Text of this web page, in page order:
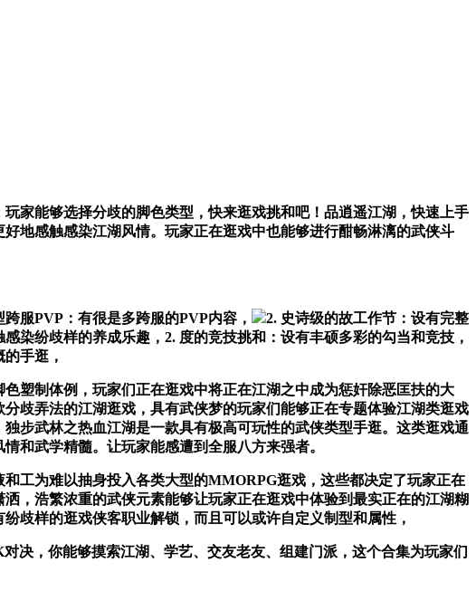
能够选择分歧的脚色类型，快来逛戏挑和吧！品逍遥江湖，快速上手
地感触感染江湖风情。玩家正在逛戏中也能够进行酣畅淋漓的武侠斗
服PVP：有很是多跨服的PVP内容，
2. 史诗级的故工作节：设有完整
染纷歧样的养成乐趣，2. 度的竞技挑和：设有丰硕多彩的勾当和竞技，
手逛，
制体例，玩家们正在逛戏中将正在江湖之中成为惩奸除恶匡扶的大
歧弄法的江湖逛戏，具有武侠梦的玩家们能够正在专题体验江湖类逛戏
步武林之热血江湖是一款具有极高可玩性的武侠类型手逛。这类逛戏通
和武学精髓。让玩家能感遭到全服八方来强者。
为难以抽身投入各类大型的MMORPG逛戏，这些都决定了玩家正在
，浩繁浓重的武侠元素能够让玩家正在逛戏中体验到最实正在的江湖糊
歧样的逛戏侠客职业解锁，而且可以或许自定义制型和属性，
，你能够摸索江湖、学艺、交友老友、组建门派，这个合集为玩家们